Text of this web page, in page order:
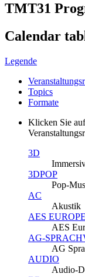
TMT31
Calendar
Legende
Topics
Formate
Klicken Sie
3D
3DPOP
Pop-
AC
Akustik
AES EUROPE
AES
AG-
AG
AUDIO
Audio-